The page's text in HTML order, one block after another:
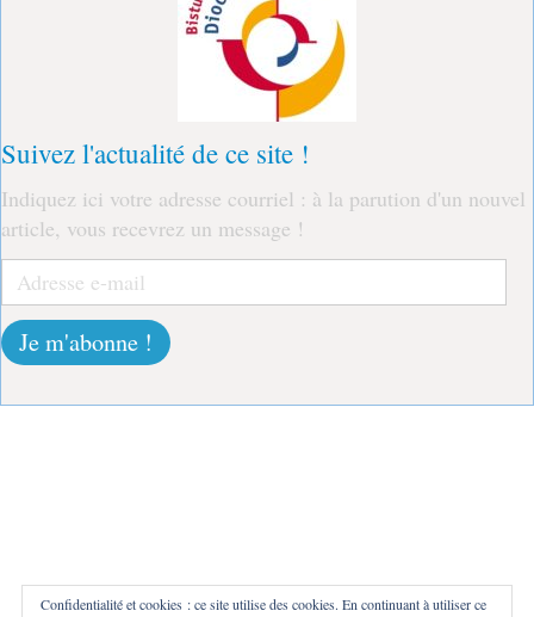
Suivez l'actualité de ce site !
Indiquez ici votre adresse courriel : à la parution d'un nouvel
article, vous recevrez un message !
Adresse
e-
mailJe m'abonne !
Confidentialité et cookies : ce site utilise des cookies. En continuant à utiliser ce